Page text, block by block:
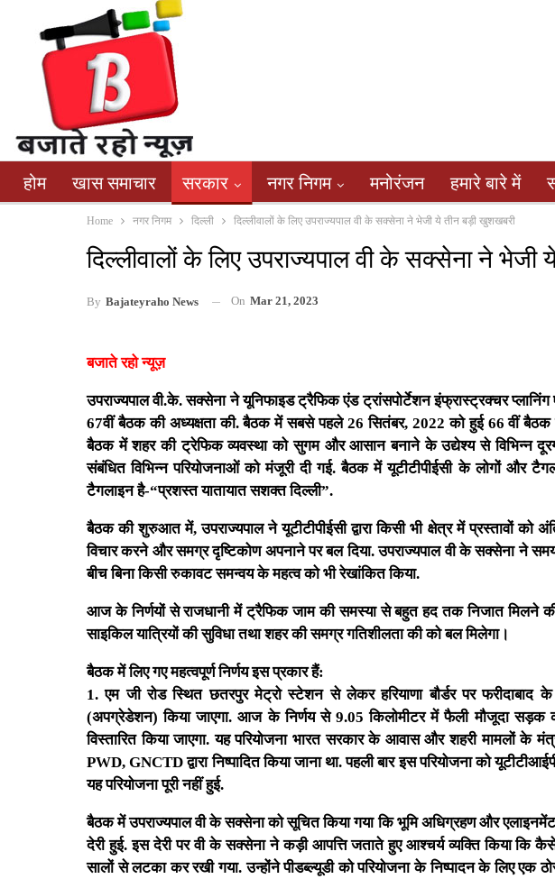
होम खास समाचार सरकार नगर निगम मनोरंजन हमारे बारे में
Home नगर निगम दिल्ली दिल्लीवालों के लिए उपराज्यपाल वी के सक्सेना ने भेजी ये तीन बड़ी खुशखबरी
दिल्लीवालों के लिए उपराज्यपाल वी के सक्सेना ने
By Bajateyraho News On Mar 21, 2023
बजाते रहो न्यूज़
उपराज्यपाल वी.के. सक्सेना ने यूनिफाइड ट्रैफिक एंड ट्रांसपोर्टेशन इंफ्रास्ट्रक्चर
67वीं बैठक की अध्यक्षता की. बैठक में सबसे पहले 26 सितंबर, 2022 को हुई 66 वीं बैठक
बैठक में शहर की ट्रेफिक व्यवस्था को सुगम और आसान बनाने के उद्येश्य से विभिन्न
संबंधित विभिन्न परियोजनाओं को मंजूरी दी गई. बैठक में यूटीटीपीईसी के लोगों और
टैगलाइन है-“प्रशस्त यातायात सशक्त दिल्ली”.
बैठक की शुरुआत में, उपराज्यपाल ने यूटीटीपीईसी द्वारा किसी भी क्षेत्र में प्रस्तावों
विचार करने और समग्र दृष्टिकोण अपनाने पर बल दिया. उपराज्यपाल वी के सक्सेना ने
बीच बिना किसी रुकावट समन्वय के महत्व को भी रेखांकित किया.
आज के निर्णयों से राजधानी में ट्रैफिक जाम की समस्या से बहुत हद तक निजात मिलने
साइकिल यात्रियों की सुविधा तथा शहर की समग्र गतिशीलता की को बल मिलेगा।
बैठक में लिए गए महत्वपूर्ण निर्णय इस प्रकार हैं:
1. एम जी रोड स्थित छतरपुर मेट्रो स्टेशन से लेकर हरियाणा बौर्डर पर
(अपग्रेडेशन) किया जाएगा. आज के निर्णय से 9.05 किलोमीटर में फैली मौजूदा
विस्तारित किया जाएगा. यह परियोजना भारत सरकार के आवास और शहरी मामलों के
PWD, GNCTD द्वारा निष्पादित किया जाना था. पहली बार इस परियोजना को
यह परियोजना पूरी नहीं हुई.
बैठक में उपराज्यपाल वी के सक्सेना को सूचित किया गया कि भूमि अधिग्रहण और
देरी हुई. इस देरी पर वी के सक्सेना ने कड़ी आपत्ति जताते हुए आश्चर्य व्यक्ति किया कि
सालों से लटका कर रखी गया. उन्होंने पीडब्ल्यूडी को परियोजना के निष्पादन के लिए एक